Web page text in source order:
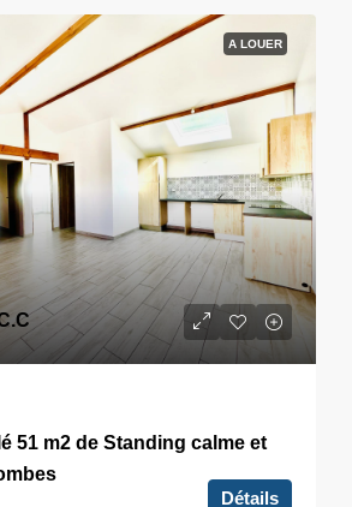
A LOUER
51 m2 de Standing calme et
Détails